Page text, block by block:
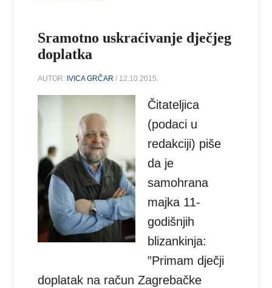
Sramotno uskraćivanje dječjeg
doplatka
AUTOR: IVICA GRČAR / 12.10.2015.
Čitateljica
(podaci u
redakciji) piše
da je
samohrana
majka 11-
godišnjih
blizankinja:
”Primam dječji
doplatak na račun Zagrebačke